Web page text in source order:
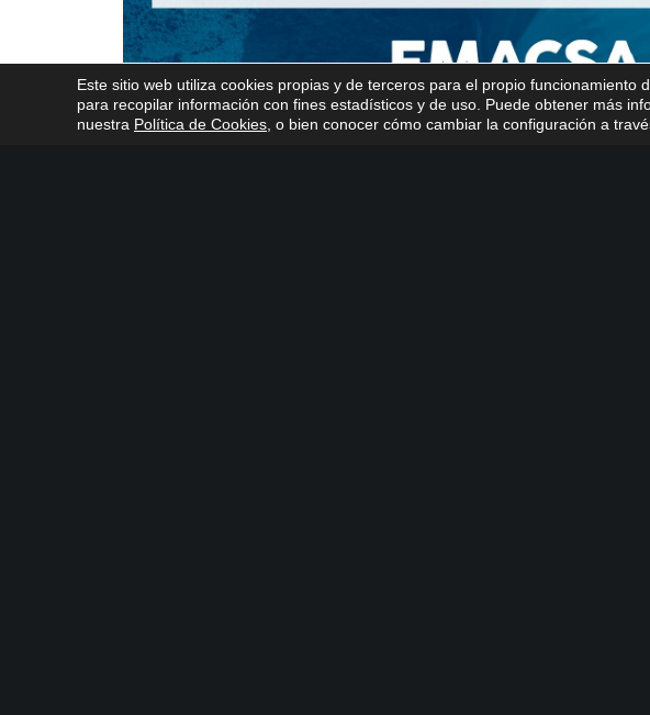
Este sitio web utiliza cookies propias y de terceros para el propio funcionamiento
para recopilar información con fines estadísticos y de uso. Puede obtener más
nuestra Política de Cookies , o bien conocer cómo cambiar la configuración a